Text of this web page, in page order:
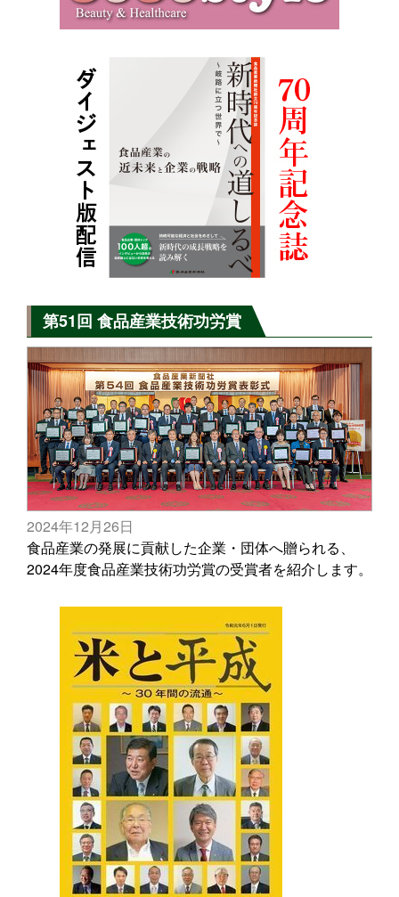
第51回 食品産業技術功労賞
2024年12月26日
食品産業の発展に貢献した企業・団体へ贈られる、
2024年度食品産業技術功労賞の受賞者を紹介します。